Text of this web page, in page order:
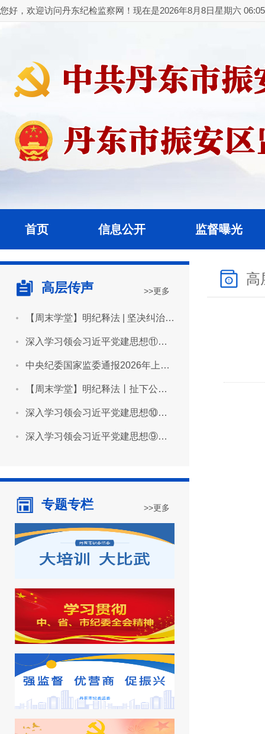
您好，欢迎访问丹东纪检监察网！现在是2026年8月8日星期六
首页 信息公开 监督曝光
高层传声 >>更多
【周末学堂】明纪释法 | 坚决纠治“形象工程”“政绩工程”
深入学习领会习近平党建思想⑪坚持用严明的纪律管全党治全党
中央纪委国家监委通报2026年上半年全国纪检监察机关监督检查审查调查情况
【周末学堂】明纪释法丨扯下公款旅游的“隐身衣”
深入学习领会习近平党建思想⑩坚持推进作风建设常态化长效化
深入学习领会习近平党建思想⑨坚持建设堪当民族复兴重任的高素质干部队伍
专题专栏 >>更多
高